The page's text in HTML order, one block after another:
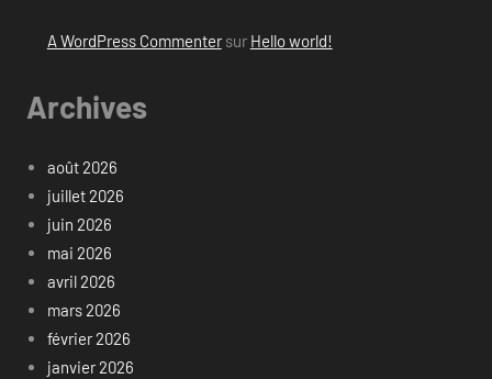
A WordPress Commentersur Hello world!
Archives
août 2026
juillet 2026
juin 2026
mai 2026
avril 2026
mars 2026
février 2026
janvier 2026